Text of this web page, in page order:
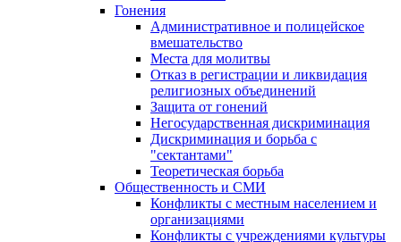
Гонения
Административное и полицейское
вмешательство
Места для молитвы
Отказ в регистрации и ликвидация
религиозных объединений
Защита от гонений
Негосударственная дискриминация
Дискриминация и борьба с
"сектантами"
Теоретическая борьба
Общественность и СМИ
Конфликты с местным населением и
организациями
Конфликты с учреждениями культуры